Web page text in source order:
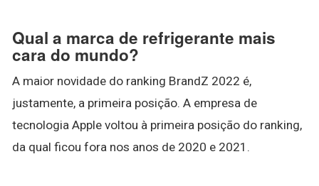
Qual a marca de refrigerante mais
cara do mundo?
A maior novidade do ranking BrandZ 2022 é,
justamente, a primeira posição. A empresa de
tecnologia Apple voltou à primeira posição do ranking,
da qual ficou fora nos anos de 2020 e 2021.